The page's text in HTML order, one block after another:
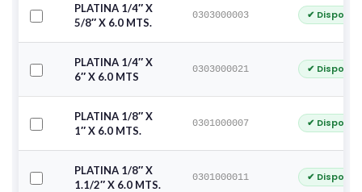
PLATINA 1/4″ X
5/8″ X 6.0 MTS.
0303000003 ✔
PLATINA 1/4″ X
6″ X 6.0 MTS
0303000021 ✔
PLATINA 1/8″ X
1″ X 6.0 MTS.
0301000007 ✔
PLATINA 1/8″ X
1.1/2″ X 6.0 MTS.
0301000011 ✔